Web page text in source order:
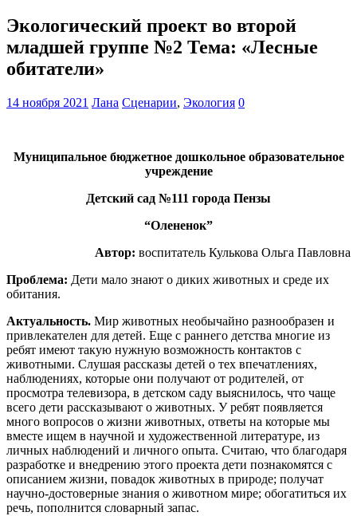
Экологический проект во второй
младшей группе №2 Тема: «Лесные
обитатели»
14 ноября 2021 Лана Сценарии, Экология 0
Муниципальное бюджетное дошкольное образовательное
учреждение
Детский сад №111 города Пензы
“Олененок”
Автор: воспитатель Кулькова Ольга Павловна
Проблема: Дети мало знают о диких животных и среде их
обитания.
Актуальность. Мир животных необычайно разнообразен и
привлекателен для детей. Еще с раннего детства многие из
ребят имеют такую нужную возможность контактов с
животными. Слушая рассказы детей о тех впечатлениях,
наблюдениях, которые они получают от родителей, от
просмотра телевизора, в детском саду выяснилось, что чаще
всего дети рассказывают о животных. У ребят появляется
много вопросов о жизни животных, ответы на которые мы
вместе ищем в научной и художественной литературе, из
личных наблюдений и личного опыта. Считаю, что благодаря
разработке и внедрению этого проекта дети познакомятся с
описанием жизни, повадок животных в природе; получат
научно-достоверные знания о животном мире; обогатиться их
речь, пополнится словарный запас.